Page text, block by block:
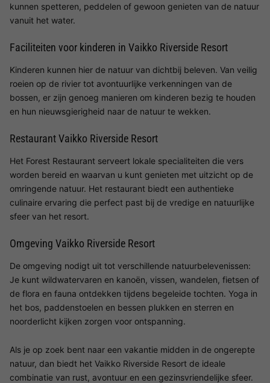
kunnen spetteren, peddelen of gewoon genieten van de natuur
vanuit het water.
Faciliteiten voor kinderen in Vaikko Riverside Resort
Kinderen kunnen hier de natuur van dichtbij beleven. Van veilig
roeien op de rivier tot avontuurlijke verkenningen van de
bossen, er zijn genoeg manieren om kinderen bezig te houden
en hun nieuwsgierigheid naar de natuur te wekken.
Restaurant Vaikko Riverside Resort
Het Forest Restaurant serveert lokale specialiteiten die vers
worden bereid en waarvan u kunt genieten met uitzicht op de
omringende natuur. Het restaurant biedt een authentieke
culinaire ervaring die perfect past bij de vredige en natuurlijke
sfeer van het resort.
Omgeving Vaikko Riverside Resort
De omgeving nodigt uit tot verschillende natuurbelevenissen:
Je kunt wildwatervaren en kanoën, vissen, wandelen, fietsen of
de flora en fauna ontdekken tijdens begeleide tochten. Yoga in
het bos, paddenstoelen en bessen plukken en sterren en
noorderlicht kijken zorgen voor ontspanning.
Als je op zoek bent naar een vakantie midden in de ongerepte
natuur, dan biedt het Vaikko Riverside Resort de ideale
combinatie van rust, avontuur en een gezinsvriendelijke sfeer.